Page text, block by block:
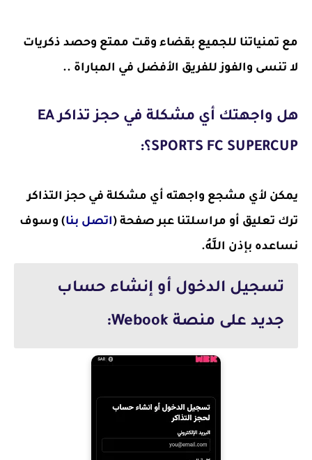
مع تمنياتنا للجميع بقضاء وقت ممتع وحصد ذكريات
لا تنسى والفوز للفريق الأفضل في المباراة ..
هل واجهتك أي مشكلة في حجز تذاكر EA
SPORTS FC SUPERCUP؟:
يمكن لأي مشجع واجهته أي مشكلة في حجز التذاكر
ترك تعليق أو مراسلتنا عبر صفحة (اتصل بنا) وسوف
نساعده بإذن اللَّهُ.
تسجيل الدخول أو إنشاء حساب
جديد على منصة Webook: